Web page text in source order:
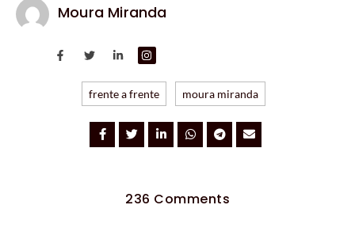
Moura Miranda
frente a frente moura miranda
236 Comments